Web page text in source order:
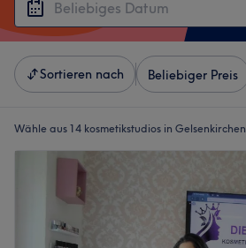
Sortieren nach Beliebiger Preis
Wähle aus 14 kosmetikstudios in Gelsenkirchen